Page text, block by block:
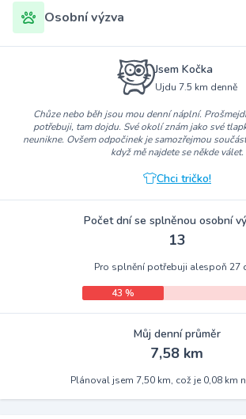
Osobní výzva
Jsem Kočka
Ujdu 7.5 km denně
Chůze nebo běh jsou mou denní náplní.
potřebuji, tam dojdu. Své okolí znám jako své
neunikne. Ovšem odpočinek je samozřejmou
když mě najdete se někde válet.
Chci tričko!
Počet dní se splněnou osobní
13
Pro splnění potřebuji alespoň 27
43 %
Můj denní průměr
7,58 km
Plánoval jsem 7,50 km, což je 0,08 km